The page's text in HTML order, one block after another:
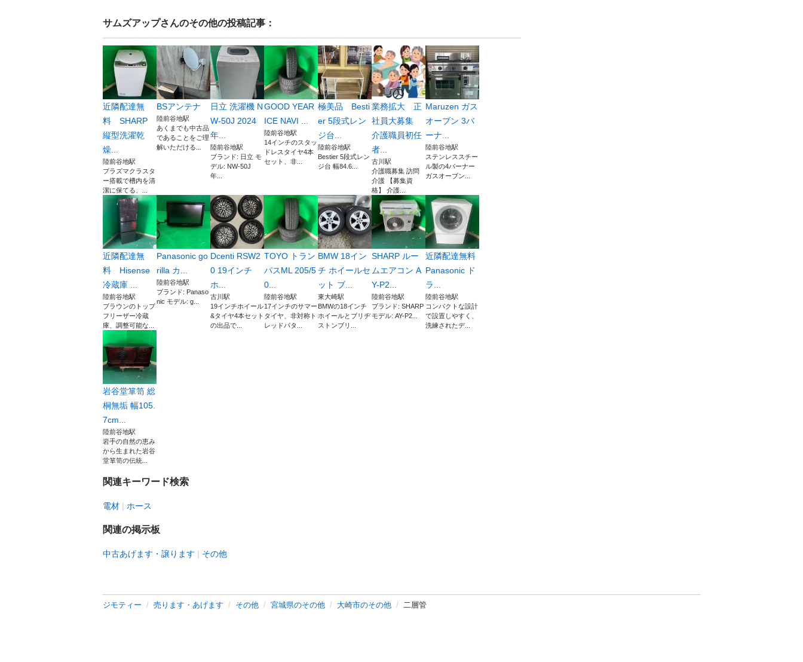
サムズアップさんのその他の投稿記事：
近隣配達無
料 SHARP
縦型洗濯乾
燥...
陸前谷地駅
プラズマクラスタ
ー搭載で槽内を清
潔に保てる、...
BSアンテナ
陸前谷地駅
あくまでも中古品
であることをご理
解いただける...
日立 洗濯機 N
W-50J 2024
年...
陸前谷地駅
ブランド: 日立 モ
デル: NW-50J
年...
GOOD YEAR
ICE NAVI ...
陸前谷地駅
14インチのスタッ
ドレスタイヤ4本
セット、非...
極美品 Besti
er 5段式レン
ジ台...
陸前谷地駅
Bestier 5段式レン
ジ台 幅84.6...
業務拡大 正
社員大募集
介護職員初任
者...
古川駅
介護職募集 訪問
介護 【募集資
格】 介護...
Maruzen ガス
オーブン 3バ
ーナ...
陸前谷地駅
ステンレススチー
ル製の4バーナー
ガスオーブン...
近隣配達無
料 Hisense
冷蔵庫 ...
陸前谷地駅
ブラウンのトップ
フリーザー冷蔵
庫、調整可能な...
Panasonic go
rilla カ...
陸前谷地駅
ブランド: Panaso
nic モデル: g...
Dcenti RSW2
0 19インチ
ホ...
古川駅
19インチホイール
&タイヤ4本セット
の出品で...
TOYO トラン
パスML 205/5
0...
陸前谷地駅
17インチのサマー
タイヤ、非対称ト
レッドパタ...
BMW 18イン
チ ホイールセ
ット ブ...
東大崎駅
BMWの18インチ
ホイールとブリヂ
ストンブリ...
SHARP ルー
ムエアコン A
Y-P2...
陸前谷地駅
ブランド: SHARP
モデル: AY-P2...
近隣配達無料
Panasonic ド
ラ...
陸前谷地駅
コンパクトな設計
で設置しやすく、
洗練されたデ...
岩谷堂箪笥 総
桐無垢 幅105.
7cm...
陸前谷地駅
岩手の自然の恵み
から生まれた岩谷
堂箪笥の伝統...
関連キーワード検索
電材 ホース
関連の掲示板
中古あげます・譲ります その他
ジモティー 売ります・あげます その他 宮城県のその他 大崎市のその他 二層管